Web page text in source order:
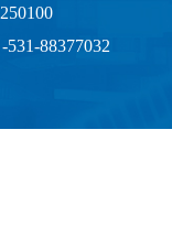
88377032